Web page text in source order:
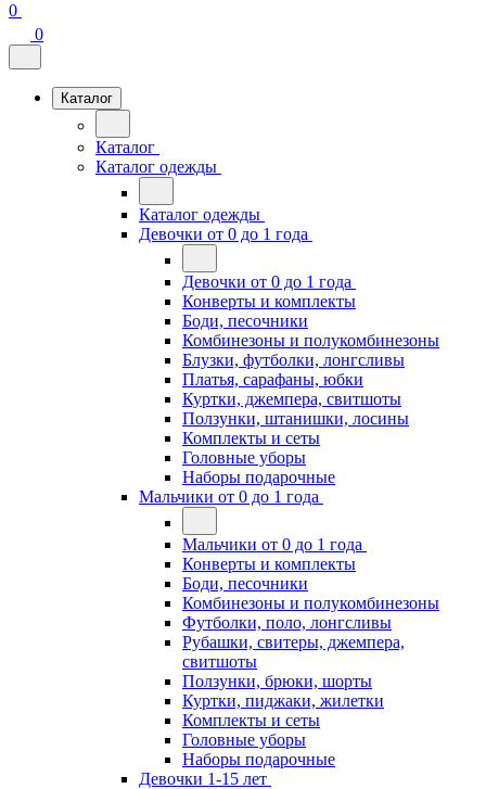
0
0
Каталог
Каталог
Каталог одежды
Каталог одежды
Девочки от 0 до 1 года
Девочки от 0 до 1 года
Конверты и комплекты
Боди, песочники
Комбинезоны и полукомбинезоны
Блузки, футболки, лонгсливы
Платья, сарафаны, юбки
Куртки, джемпера, свитшоты
Ползунки, штанишки, лосины
Комплекты и сеты
Головные уборы
Наборы подарочные
Мальчики от 0 до 1 года
Мальчики от 0 до 1 года
Конверты и комплекты
Боди, песочники
Комбинезоны и полукомбинезоны
Футболки, поло, лонгсливы
Рубашки, свитеры, джемпера,
свитшоты
Ползунки, брюки, шорты
Куртки, пиджаки, жилетки
Комплекты и сеты
Головные уборы
Наборы подарочные
Девочки 1-15 лет